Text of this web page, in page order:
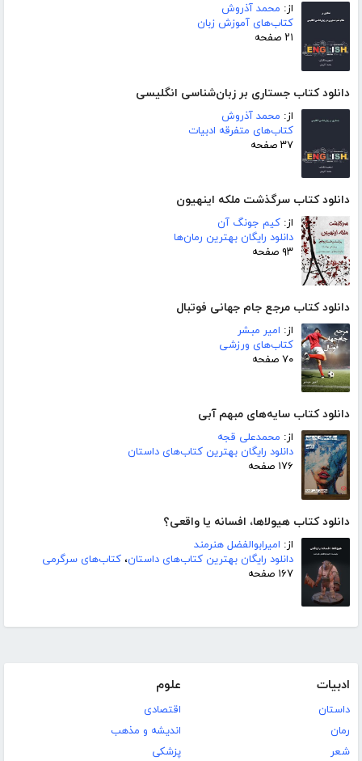
از: محمد آذروش
کتاب‌های آموزش زبان
۲۱ صفحه
دانلود کتاب جستاری بر زبان‌شناسی انگلیسی
از: محمد آذروش
کتاب‌های متفرقه ادبیات
۳۷ صفحه
دانلود کتاب سرگذشت ملکه اینهیون
از: کیم جونگ آن
دانلود رایگان بهترین رمان‌ها
۹۳ صفحه
دانلود کتاب مرجع جام جهانی فوتبال
از: امیر مبشر
کتاب‌های ورزشی
۷۰ صفحه
دانلود کتاب سایه‌های مبهم آبی
از: محمدعلی قجه
دانلود رایگان بهترین کتاب‌های داستان
۱۷۶ صفحه
دانلود کتاب هیولاها، افسانه یا واقعی؟
از: امیرابوالفضل هنرمند
دانلود رایگان بهترین کتاب‌های داستان، کتاب‌های سرگرمی
۱۶۷ صفحه
ادبیات
داستان
رمان
شعر
علوم
اقتصادی
اندیشه و مذهب
پزشکی